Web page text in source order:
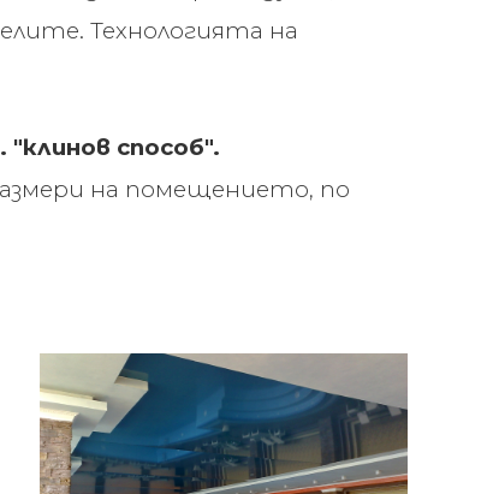
Технологията на
способ".
на помещението, по